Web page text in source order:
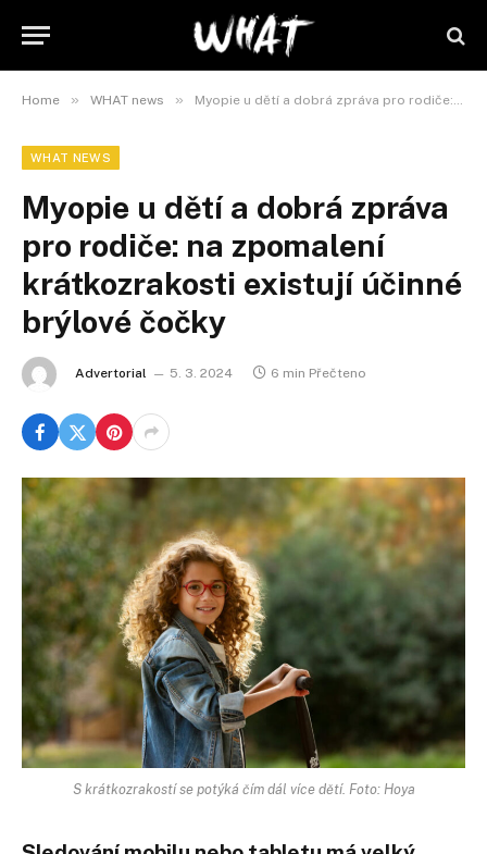
Home » WHAT news » Myopie u dětí a dobrá zpráva pro rodiče: na zpomalení krátkozrakosti existují účinné brýlové čočky
WHAT NEWS
Myopie u dětí a dobrá zpráva
pro rodiče: na zpomalení
krátkozrakosti existují účinné
brýlové čočky
Advertorial 5. 3. 2024 6 min Přečteno
S krátkozrakostí se potýká čím dál více dětí. Foto: Hoya